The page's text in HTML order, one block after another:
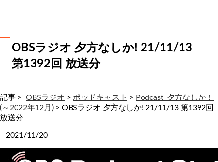
OBSラジオ 夕方なしか! 21/11/13
第1392回 放送分
記事 > OBSラジオ > ポッドキャスト > Podcast_夕方なしか！
(～2022年12月) > OBSラジオ 夕方なしか! 21/11/13 第1392回
放送分
2021/11/20